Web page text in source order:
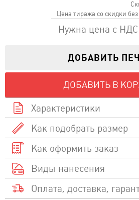
Цена тиража со скидки
Нужна цена с НДС
ДОБАВИТЬ
ДОБАВИТЬ В
Характеристики
Состав 100
Плотность 155
Описание
на
Как подобрать размер
XS 48 / 68
S 51 / 70
Как оформить заказ
Выберите товар и
Выберите и кликните на
Виды нанесения
Шелкотрафаретная печать
Оплата, доставка,